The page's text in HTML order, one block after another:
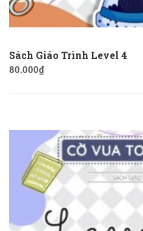
Sách Giáo Trình Level 4
80.000₫